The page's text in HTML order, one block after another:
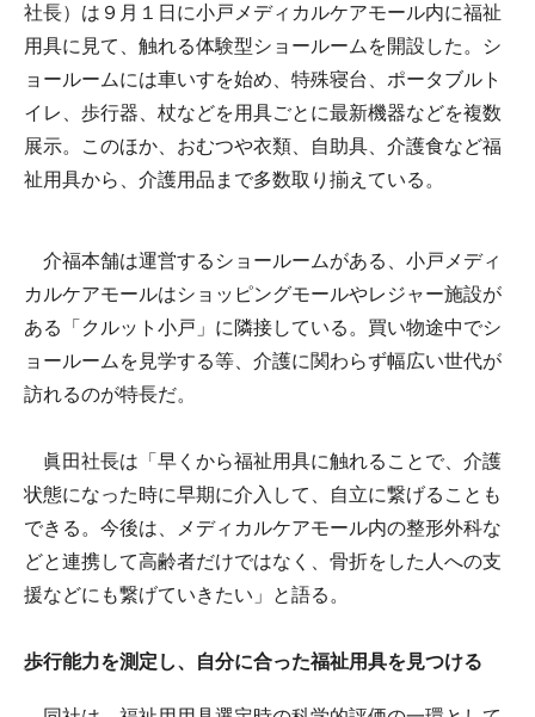
社長）は９月１日に小戸メディカルケアモール内に福祉
用具に見て、触れる体験型ショールームを開設した。シ
ョールームには車いすを始め、特殊寝台、ポータブルト
イレ、歩行器、杖などを用具ごとに最新機器などを複数
展示。このほか、おむつや衣類、自助具、介護食など福
祉用具から、介護用品まで多数取り揃えている。
介福本舗は運営するショールームがある、小戸メディ
カルケアモールはショッピングモールやレジャー施設が
ある「クルット小戸」に隣接している。買い物途中でシ
ョールームを見学する等、介護に関わらず幅広い世代が
訪れるのが特長だ。
眞田社長は「早くから福祉用具に触れることで、介護
状態になった時に早期に介入して、自立に繋げることも
できる。今後は、メディカルケアモール内の整形外科な
どと連携して高齢者だけではなく、骨折をした人への支
援などにも繋げていきたい」と語る。
歩行能力を測定し、自分に合った福祉用具を見つける